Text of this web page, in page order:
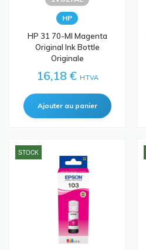
HP
HP 31 70-Ml Magenta
Original Ink Bottle
Originale
16,18 € HTVA
STOCK